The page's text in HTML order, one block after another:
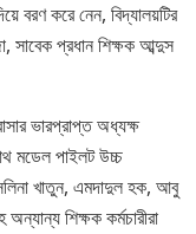
বরণ করে নেন, বিদ্যালয়টির
সাবেক প্রধান শিক্ষক আব্দুস
ভারপ্রাপ্ত অধ্যক্ষ
মডেল পাইলট উচ্চ
খাতুন, এমদাদুল হক, আবু
শিক্ষক কর্মচারীরা